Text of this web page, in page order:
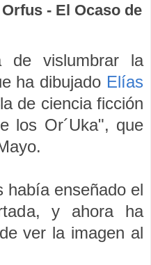
- El Ocaso de
de vislumbrar la
ha dibujado Elías
de ciencia ficción
los Or´Uka", que
había enseñado el
y ahora ha
ver la imagen al